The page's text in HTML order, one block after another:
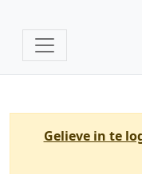
Gelieve in te